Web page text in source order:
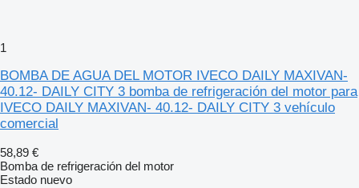
1
BOMBA DE AGUA DEL MOTOR IVECO DAILY MAXIVAN-
40.12- DAILY CITY 3 bomba de refrigeración del motor para
IVECO DAILY MAXIVAN- 40.12- DAILY CITY 3 vehículo
comercial
58,89 €
Bomba de refrigeración del motor
Estado nuevo